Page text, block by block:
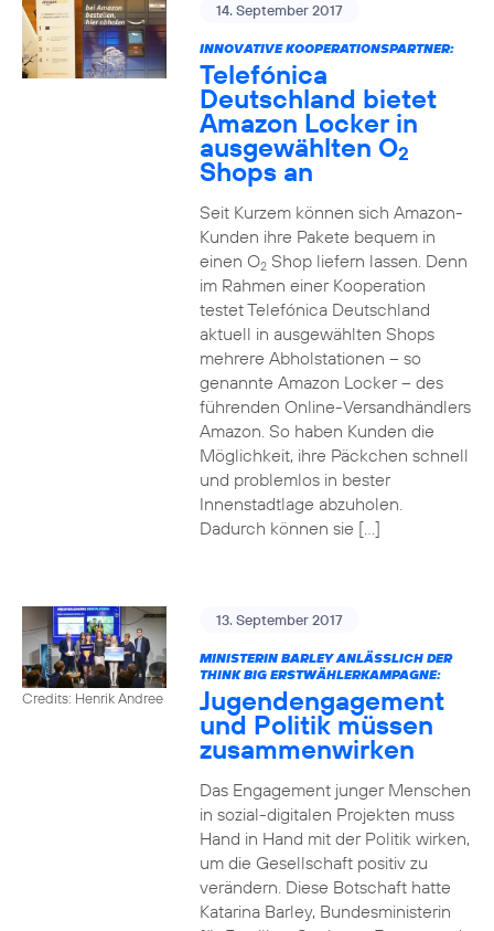
14. September 2017
INNOVATIVE KOOPERATIONSPARTNER:
Telefónica
Deutschland bietet
Amazon Locker in
ausgewählten O2
Shops an
Seit Kurzem können sich Amazon-
Kunden ihre Pakete bequem in
einen O2Shop liefern lassen. Denn
im Rahmen einer Kooperation
testet Telefónica Deutschland
aktuell in ausgewählten Shops
mehrere Abholstationen – so
genannte Amazon Locker – des
führenden Online-Versandhändlers
Amazon. So haben Kunden die
Möglichkeit, ihre Päckchen schnell
und problemlos in bester
Innenstadtlage abzuholen.
Dadurch können sie […]
Credits: Henrik Andree
13. September 2017
MINISTERIN BARLEY ANLÄSSLICH DER
THINK BIG ERSTWÄHLERKAMPAGNE:
Jugendengagement
und Politik müssen
zusammenwirken
Das Engagement junger Menschen
in sozial-digitalen Projekten muss
Hand in Hand mit der Politik wirken,
um die Gesellschaft positiv zu
verändern. Diese Botschaft hatte
Katarina Barley, Bundesministerin